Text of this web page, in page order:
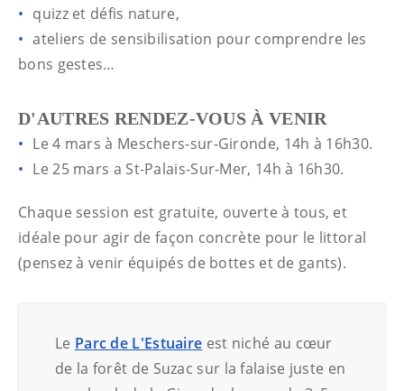
quizz et défis nature,
ateliers de sensibilisation pour comprendre les
bons gestes…
D'AUTRES RENDEZ-VOUS À VENIR
Le 4 mars à Meschers-sur-Gironde, 14h à 16h30.
Le 25 mars a St-Palais-Sur-Mer, 14h à 16h30.
Chaque session est gratuite, ouverte à tous, et
idéale pour agir de façon concrète pour le littoral
(pensez à venir équipés de bottes et de gants).
Le Parc de L'Estuaire est niché au cœur
de la forêt de Suzac sur la falaise juste en